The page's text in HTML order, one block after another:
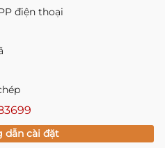
điện thoại
dẫn cài đặt